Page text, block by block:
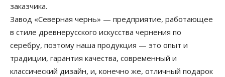
заказчика.
Завод «Северная чернь» — предприятие, работающее
в стиле древнерусского искусства чернения по
серебру, поэтому наша продукция — это опыт и
традиции, гарантия качества, современный и
классический дизайн, и, конечно же, отличный подарок